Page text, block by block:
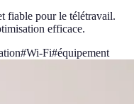
fiable pour le télétravail.
efficace.
#Wi-Fi#équipement